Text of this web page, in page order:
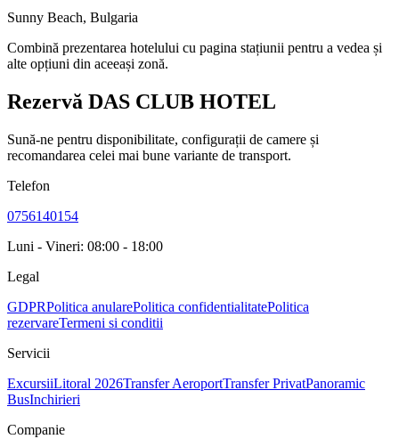
Sunny Beach, Bulgaria
Combină prezentarea hotelului cu pagina stațiunii pentru a vedea și
alte opțiuni din aceeași zonă.
Rezervă DAS CLUB HOTEL
Sună-ne pentru disponibilitate, configurații de camere și
recomandarea celei mai bune variante de transport.
Telefon
0756140154
Luni - Vineri: 08:00 - 18:00
Legal
GDPRPolitica anularePolitica confidentialitatePolitica
rezervareTermeni si conditii
Servicii
ExcursiiLitoral 2026Transfer AeroportTransfer PrivatPanoramic
BusInchirieri
Companie